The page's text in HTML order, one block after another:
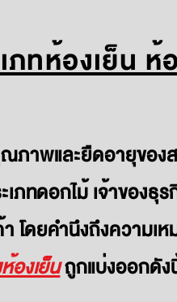
ทห้องเย็น ห้
าพและยืดอายุของ
ภทดอกไม้ เจ้าของ
โดยคำนึงถึงความเ
องเย็นถูกแบ่งออกดัง